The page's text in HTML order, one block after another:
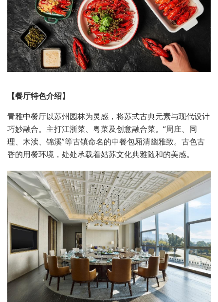
【餐厅特色介绍】
青雅中餐厅以苏州园林为灵感，将苏式古典元素与现代设计
巧妙融合。主打江浙菜、粤菜及创意融合菜。“周庄、同
理、木渎、锦溪”等古镇命名的中餐包厢清幽雅致。古色古
香的用餐环境，处处承载着姑苏文化典雅随和的美感。